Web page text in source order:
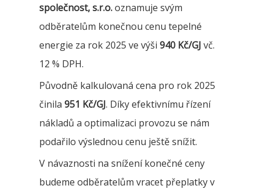
společnost, s.r.o.oznamuje svým
odběratelům konečnou cenu tepelné
energie za rok 2025 ve výši940 Kč/GJ vč.
12 % DPH.
Původně kalkulovaná cena pro rok 2025
činila951 Kč/GJ. Díky efektivnímu řízení
nákladů a optimalizaci provozu se nám
podařilo výslednou cenu ještě snížit.
V návaznosti na snížení konečné ceny
budeme odběratelům vracet přeplatky v